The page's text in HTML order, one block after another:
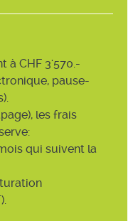
à CHF 3'570.-
pause-
les frais
qui suivent la